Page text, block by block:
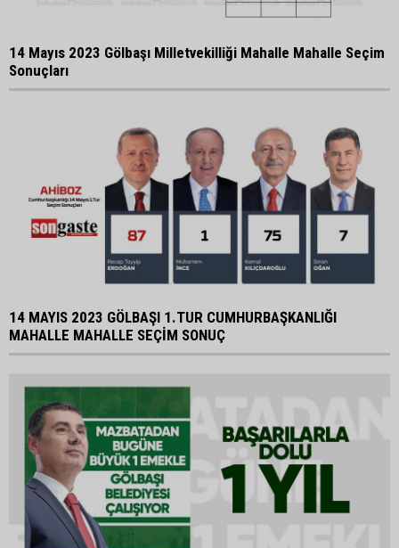
14 Mayıs 2023 Gölbaşı Milletvekilliği Mahalle Mahalle Seçim
Sonuçları
14 MAYIS 2023 GÖLBAŞI 1.TUR CUMHURBAŞKANLIĞI
MAHALLE MAHALLE SEÇİM SONUÇ